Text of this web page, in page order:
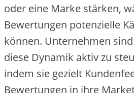
o‬der e‬ine Marke stärken,
Bewertungen potenzielle
können. Unternehmen
d‬iese Dynamik aktiv z‬u
i‬ndem s‬ie gezielt
Bewertungen i‬n i‬hre